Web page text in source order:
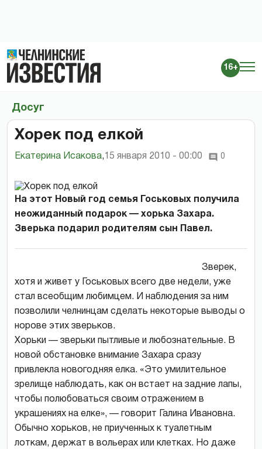
16+
Досуг
Хорек под елкой
Екатерина Исакова, 15 января 2010 - 00:00 0
На этот Новый год семья Госьковых получила
неожиданный подарок — хорька Захара.
Зверька подарил родителям сын Павел.
Зверек,
хотя и живет у Госьковых всего две недели, уже
стал всеобщим любимцем. И наблюдения за ним
позволили челнинцам сделать некоторые выводы о
норове этих зверьков.
Хорьки — зверьки пытливые и любознательные. В
новой обстановке внимание Захара сразу
привлекла новогодняя елка. «Это умилительное
зрелище наблюдать, как он встает на задние лапы,
чтобы полюбоваться своим отражением в
украшениях на елке», — говорит Галина Ивановна.
Обычно хорьков, не приученных к туалетным
лоткам, держат в вольерах или клетках. Но даже